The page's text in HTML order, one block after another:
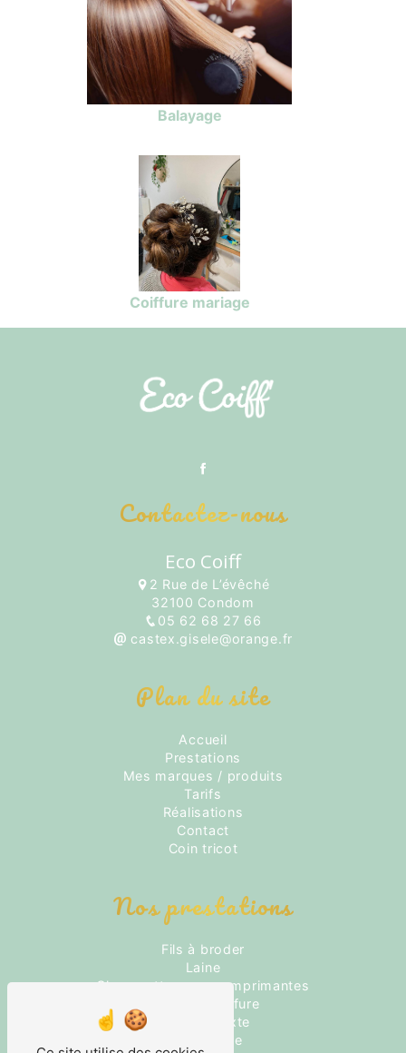
Balayage
Coiffure mariage
Contactez-nous
Eco Coiff
2 Rue de L’évêché
32100 Condom
05 62 68 27 66
castex.gisele@orange.fr
Plan du site
Accueil
Prestations
Mes marques / produits
Tarifs
Réalisations
Contact
Coin tricot
Nos prestations
Fils à broder
Laine
Chaussettes non comprimantes
Salon de coiffure
Coiffeur mixte
Permanente